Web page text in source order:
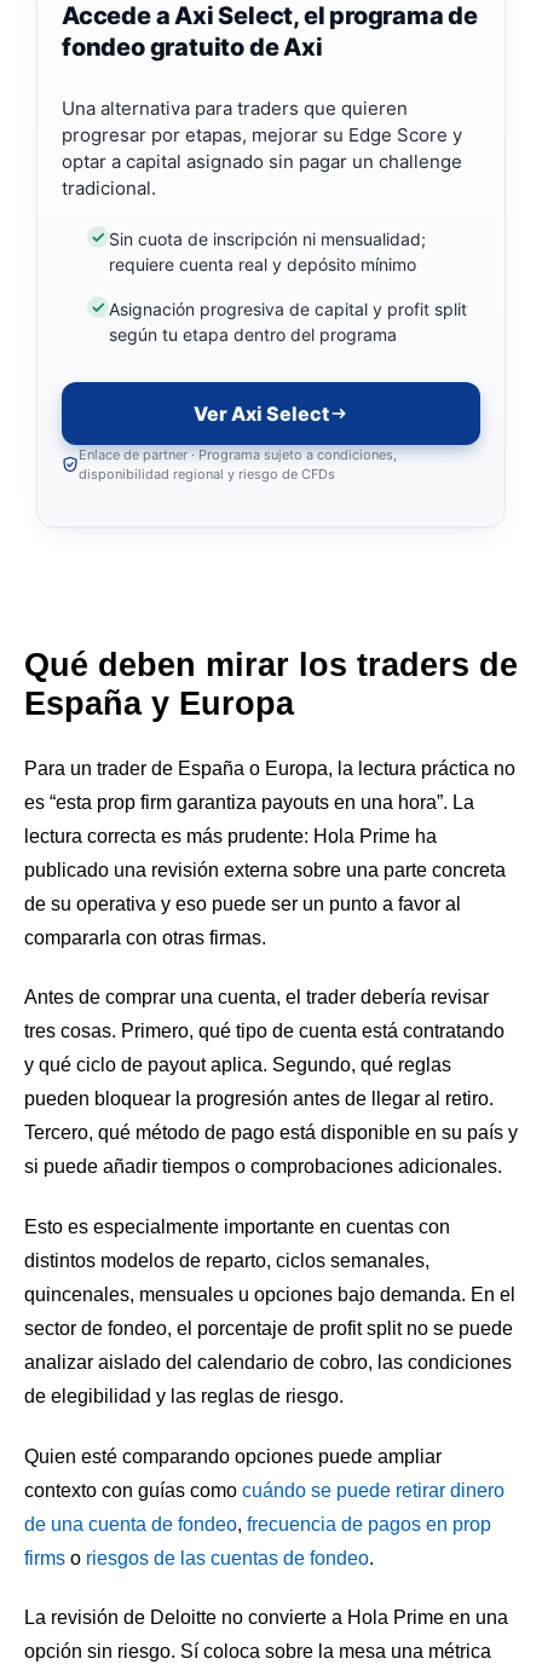
Accede a Axi Select, el programa de
fondeo gratuito de Axi
Una alternativa para traders que quieren
progresar por etapas, mejorar su Edge Score y
optar a capital asignado sin pagar un challenge
tradicional.
Sin cuota de inscripción ni mensualidad;
requiere cuenta real y depósito mínimo
Asignación progresiva de capital y profit split
según tu etapa dentro del programa
Ver Axi Select
Enlace de partner · Programa sujeto a condiciones,
disponibilidad regional y riesgo de CFDs
Qué deben mirar los traders de
España y Europa
Para un trader de España o Europa, la lectura práctica no
es “esta prop firm garantiza payouts en una hora”. La
lectura correcta es más prudente: Hola Prime ha
publicado una revisión externa sobre una parte concreta
de su operativa y eso puede ser un punto a favor al
compararla con otras firmas.
Antes de comprar una cuenta, el trader debería revisar
tres cosas. Primero, qué tipo de cuenta está contratando
y qué ciclo de payout aplica. Segundo, qué reglas
pueden bloquear la progresión antes de llegar al retiro.
Tercero, qué método de pago está disponible en su país y
si puede añadir tiempos o comprobaciones adicionales.
Esto es especialmente importante en cuentas con
distintos modelos de reparto, ciclos semanales,
quincenales, mensuales u opciones bajo demanda. En el
sector de fondeo, el porcentaje de profit split no se puede
analizar aislado del calendario de cobro, las condiciones
de elegibilidad y las reglas de riesgo.
Quien esté comparando opciones puede ampliar
contexto con guías como cuándo se puede retirar dinero
de una cuenta de fondeo, frecuencia de pagos en prop
firms o riesgos de las cuentas de fondeo.
La revisión de Deloitte no convierte a Hola Prime en una
opción sin riesgo. Sí coloca sobre la mesa una métrica